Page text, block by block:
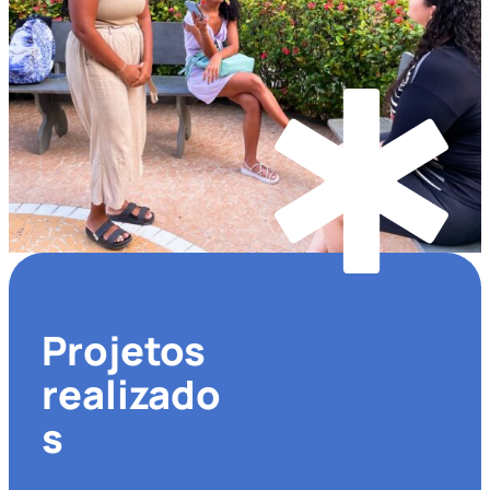
Projetos
realizado
s